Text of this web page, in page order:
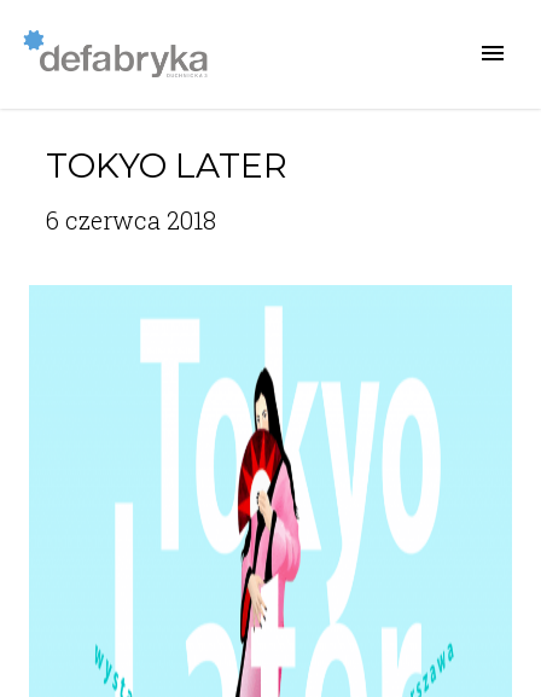
TOKYO LATER
6 czerwca 2018